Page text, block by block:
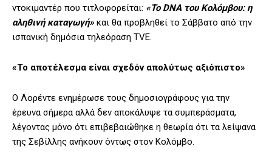
ντοκιμαντέρ που τιτλοφορείται: «To DNA του Κολόμβου: η
αληθινή καταγωγή» και θα προβληθεί το Σάββατο από την
ισπανική δημόσια τηλεόραση TVE.
«Το αποτέλεσμα είναι σχεδόν απολύτως αξιόπιστο»
Ο Λορέντε ενημέρωσε τους δημοσιογράφους για την
έρευνα σήμερα αλλά δεν αποκάλυψε τα συμπεράσματα,
λέγοντας μόνο ότι επιβεβαιώθηκε η θεωρία ότι τα λείψανα
της Σεβίλλης ανήκουν όντως στον Κολόμβο.